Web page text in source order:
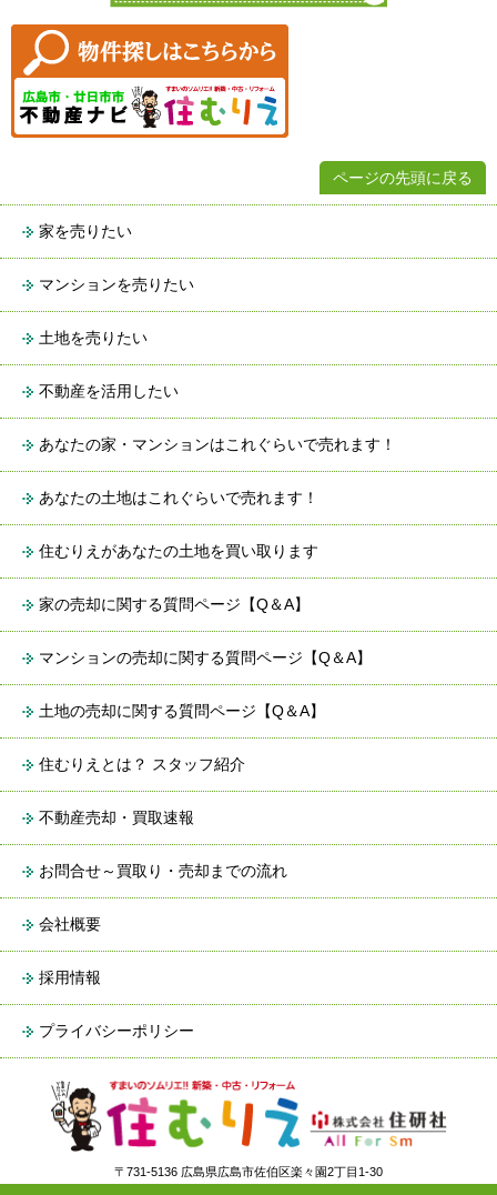
ページの先頭に戻る
家を売りたい
マンションを売りたい
土地を売りたい
不動産を活用したい
あなたの家・マンションはこれぐらいで売れます！
あなたの土地はこれぐらいで売れます！
住むりえがあなたの土地を買い取ります
家の売却に関する質問ページ【Q＆A】
マンションの売却に関する質問ページ【Q＆A】
土地の売却に関する質問ページ【Q＆A】
住むりえとは？ スタッフ紹介
不動産売却・買取速報
お問合せ～買取り・売却までの流れ
会社概要
採用情報
プライバシーポリシー
〒731-5136 広島県広島市佐伯区楽々園2丁目1-30